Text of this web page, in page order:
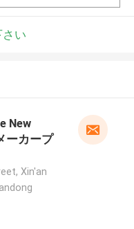
い
New
ーカープ
Xin'an